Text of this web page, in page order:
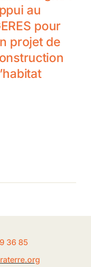
au
pour
projet de
36 85
.org